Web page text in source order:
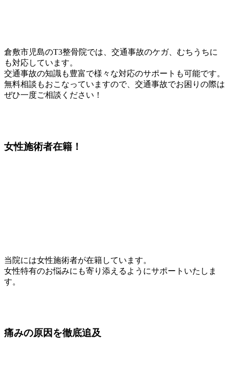
倉敷市児島のT3整骨院では、交通事故のケガ、むちうちに
も対応しています。
交通事故の知識も豊富で様々な対応のサポートも可能です。
無料相談もおこなっていますので、交通事故でお困りの際は
ぜひ一度ご相談ください！
女性施術者在籍！
当院には女性施術者が在籍しています。
女性特有のお悩みにも寄り添えるようにサポートいたしま
す。
痛みの原因を徹底追及